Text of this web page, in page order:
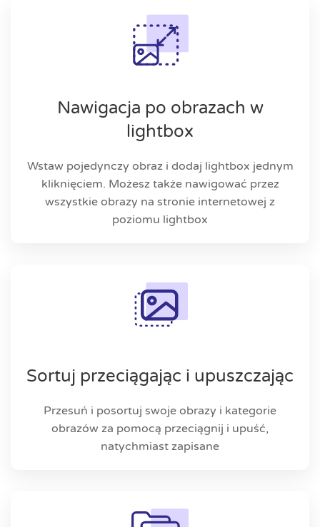
Nawigacja po obrazach w
lightbox
Wstaw pojedynczy obraz i dodaj lightbox jednym
kliknięciem. Możesz także nawigować przez
wszystkie obrazy na stronie internetowej z
poziomu lightbox
Sortuj przeciągając i upuszczając
Przesuń i posortuj swoje obrazy i kategorie
obrazów za pomocą przeciągnij i upuść,
natychmiast zapisane